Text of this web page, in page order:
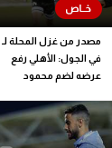
مصدر من غزل المحلة لـ
في الجول: الأهلي رفع
عرضه لضم محمود